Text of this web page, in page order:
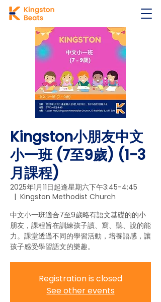
Kingston小朋友中文
小一班 (7至9歲) (1-3
月課程)
2025年1月11日起逢星期六下午3:45-4:45
  |
Kingston Methodist Church
中文小一班適合7至9歲略有語文基礎的的小
朋友，課程旨在訓練孩子讀、寫、聽、說的能
力。課堂透過不同的學習活動，培養語感，讓
孩子感受學習語文的樂趣。
Registration is closed
See other events